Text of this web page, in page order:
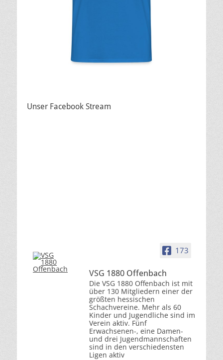
Unser Facebook Stream
173
VSG 1880 Offenbach
Die VSG 1880 Offenbach ist mit
über 130 Mitgliedern einer der
größten hessischen
Schachvereine. Mehr als 60
Kinder und Jugendliche sind im
Verein aktiv. Fünf
Erwachsenen-, eine Damen-
und drei Jugendmannschaften
sind in den verschiedensten
Ligen aktiv